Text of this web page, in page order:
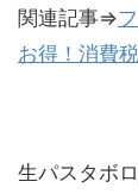
関連記事⇒
お得！消費
生パスタボ